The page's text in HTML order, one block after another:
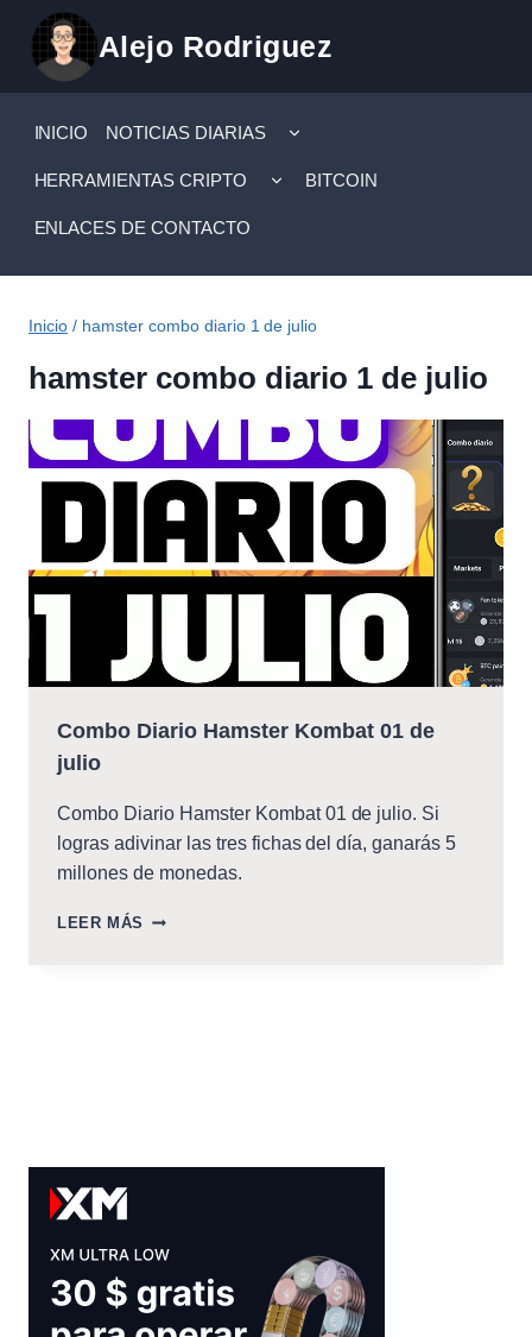
contenido
Alejo Rodriguez
INICIO NOTICIAS DIARIAS
ALTERNAR
HERRAMIENTAS CRIPTO
ALTERNAR
MENÚ
BITCOIN
ENLACES DE CONTACTO
Inicio / hamster combo diario 1 de julio
hamster combo diario 1 de julio
Combo Diario Hamster Kombat 01 de
julio
Combo Diario Hamster Kombat 01 de julio. Si
logras adivinar las tres fichas del día, ganarás 5
millones de monedas.
LEER MÁS COMBO